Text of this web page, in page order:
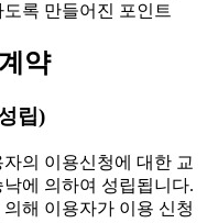
록 만들어진 포인트
약
립)
의 이용신청에 대한 교
에 의하여 성립됩니다.
해 이용자가 이용 신청